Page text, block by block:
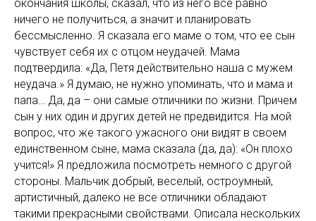
окончания школы, сказал, что из него все равно
ничего не получиться, а значит и планировать
бессмысленно. Я сказала его маме о том, что ее сын
чувствует себя их с отцом неудачей. Мама
подтвердила: «Да, Петя действительно наша с мужем
неудача.» Я думаю, не нужно упоминать, что и мама и
папа… Да, да – они самые отличники по жизни. Причем
сын у них один и других детей не предвидится. На мой
вопрос, что же такого ужасного они видят в своем
единственном сыне, мама сказала (да, да): «Он плохо
учится!» Я предложила посмотреть немного с другой
стороны. Мальчик добрый, веселый, остроумный,
артистичный, далеко не все отличники обладают
такими прекрасными свойствами. Описала нескольких